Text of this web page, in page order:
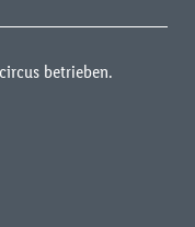
betrieben.